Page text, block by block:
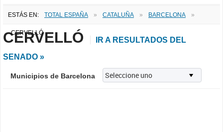
ESTÁS EN: TOTAL ESPAÑA » CATALUÑA » BARCELONA »
CERVELLÓ
CERVELLÓ
IR A RESULTADOS DEL
SENADO »
Municipios de Barcelona